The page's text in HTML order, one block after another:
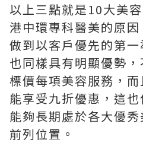
以上三點就是10大美
港中環專科醫美的原
做到以客戶優先的第
也同樣具有明顯優勢
標價每項美容服務，
能享受九折優惠，這
能夠長期處於各大優
前列位置。